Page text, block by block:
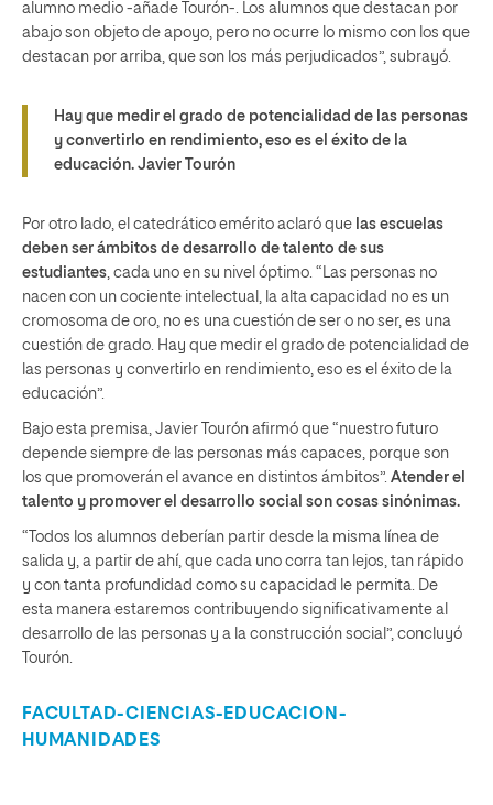
alumno medio -añade Tourón-. Los alumnos que destacan por
abajo son objeto de apoyo, pero no ocurre lo mismo con los que
destacan por arriba, que son los más perjudicados”, subrayó.
Hay que medir el grado de potencialidad de las personas
y convertirlo en rendimiento, eso es el éxito de la
educación. Javier Tourón
Por otro lado, el catedrático emérito aclaró que las escuelas
deben ser ámbitos de desarrollo de talento de sus
estudiantes, cada uno en su nivel óptimo. “Las personas no
nacen con un cociente intelectual, la alta capacidad no es un
cromosoma de oro, no es una cuestión de ser o no ser, es una
cuestión de grado. Hay que medir el grado de potencialidad de
las personas y convertirlo en rendimiento, eso es el éxito de la
educación”.
Bajo esta premisa, Javier Tourón afirmó que “nuestro futuro
depende siempre de las personas más capaces, porque son
los que promoverán el avance en distintos ámbitos”. Atender el
talento y promover el desarrollo social son cosas sinónimas.
“Todos los alumnos deberían partir desde la misma línea de
salida y, a partir de ahí, que cada uno corra tan lejos, tan rápido
y con tanta profundidad como su capacidad le permita. De
esta manera estaremos contribuyendo significativamente al
desarrollo de las personas y a la construcción social”, concluyó
Tourón.
FACULTAD-CIENCIAS-EDUCACION-
HUMANIDADES